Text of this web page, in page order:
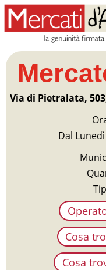
Via di Pietralata,
Dal
Cosa
Cosa